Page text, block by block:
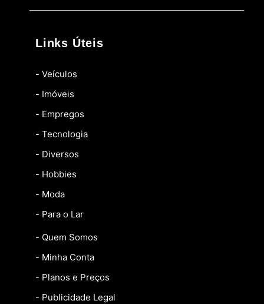
Links Úteis
- Veículos
- Imóveis
- Empregos
- Tecnologia
- Diversos
- Hobbies
- Moda
- Para o Lar
- Quem Somos
- Minha Conta
- Planos e Preços
- Publicidade Legal